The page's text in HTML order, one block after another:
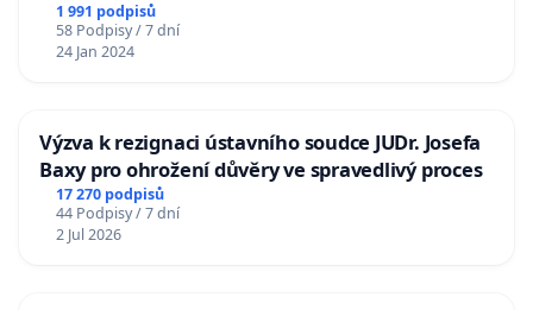
1 991 podpisů
58 Podpisy / 7 dní
24 Jan 2024
Výzva k rezignaci ústavního soudce JUDr. Josefa
Baxy pro ohrožení důvěry ve spravedlivý proces
17 270 podpisů
44 Podpisy / 7 dní
2 Jul 2026